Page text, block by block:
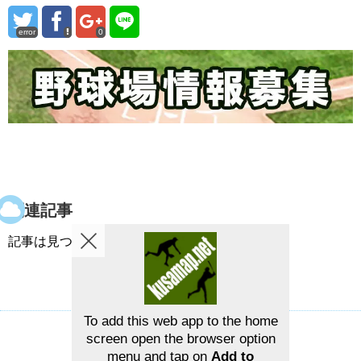
error 0
関連記事
記事は見つかりませんでした。
草野球グラウンドマップ お問い合せ
To add this web app to the home
screen open the browser option
menu and tap on Add to